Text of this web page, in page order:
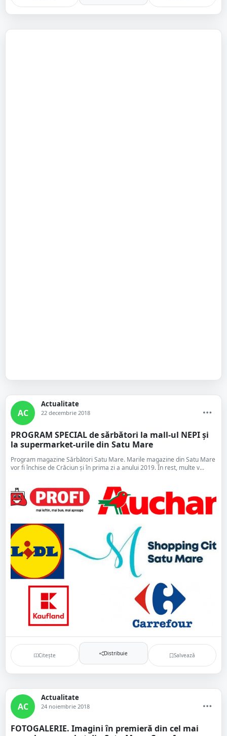
AC
Actualitate
22 decembrie 2018
PROGRAM SPECIAL de sărbători la mall-ul NEPI și
la supermarket-urile din Satu Mare
Program magazine Sărbători Satu Mare. Marile magazine din Satu Mare
vor fi închise de Crăciun și în prima zi a anului 2019. În rest, multe v...
Citește Distribuie Salvează
AC
Actualitate
24 noiembrie 2018
FOTOGALERIE. Imagini în premieră din cel mai